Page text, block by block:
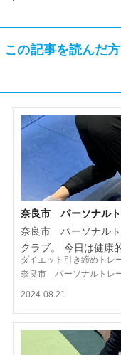
この記事を読んだ
奈良市 パーソナルト
奈良市 パーソナルト
クラブ。 今日は健康
ダイエット引き締めトレ
奈良市 パーソナルトレ
2024.08.21